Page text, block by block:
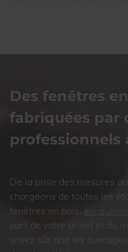
Des fenêtres
fabriquées par
professionnels
De la prise des mesures
chargeons de toutes les
fenêtres en bois, en
part de votre projet et du
soyez sûr que les